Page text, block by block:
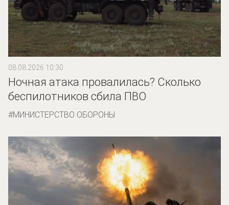
08.08.2026 10:30
Ночная атака провалилась? Сколько
беспилотников сбила ПВО
МИНИСТЕРСТВО ОБОРОНЫ